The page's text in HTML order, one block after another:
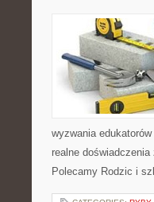
wyzwania
realne
Polecamy Rodzic i